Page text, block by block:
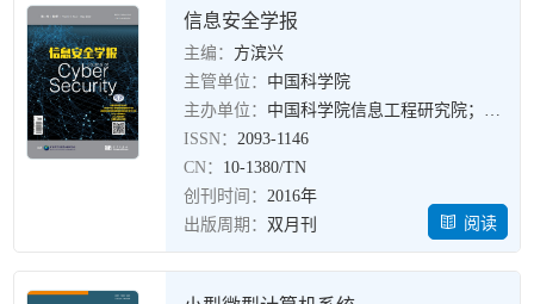
信息安全学报
主编： 方滨兴
主管单位： 中国科学院
主办单位： 中国科学院信息工程研究院；科学出版社
ISSN：2093-1146
CN： 10-1380/TN
创刊时间：2016年
出版周期： 双月刊 阅读